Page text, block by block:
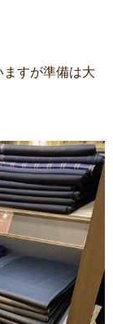
すが準備は大